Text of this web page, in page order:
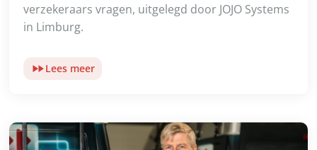
verzekeraars vragen, uitgelegd door JOJO Systems
in Limburg.
Lees meer